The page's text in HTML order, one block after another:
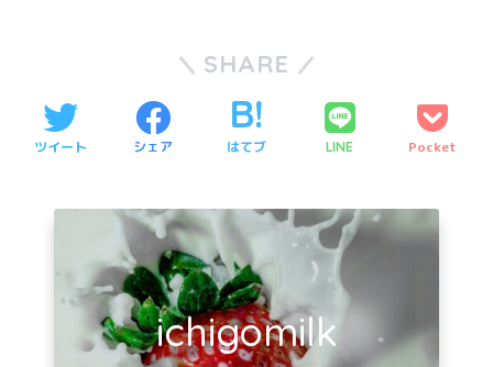
SHARE
ツイート シェア はてブ LINE Pocket
ichigomilk